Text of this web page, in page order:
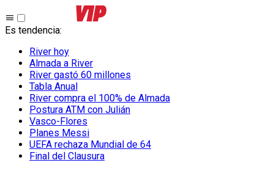
Es tendencia:
River hoy
Almada a River
River gastó 60 millones
Tabla Anual
River compra el 100% de Almada
Postura ATM con Julián
Vasco-Flores
Planes Messi
UEFA rechaza Mundial de 64
Final del Clausura